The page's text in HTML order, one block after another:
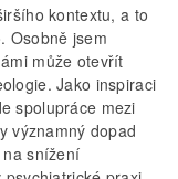
kontextu, a to
Osobně jsem
může otevřít
Jako inspiraci
spolupráce mezi
významný dopad
na snížení